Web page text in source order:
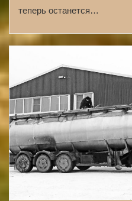
теперь останется…